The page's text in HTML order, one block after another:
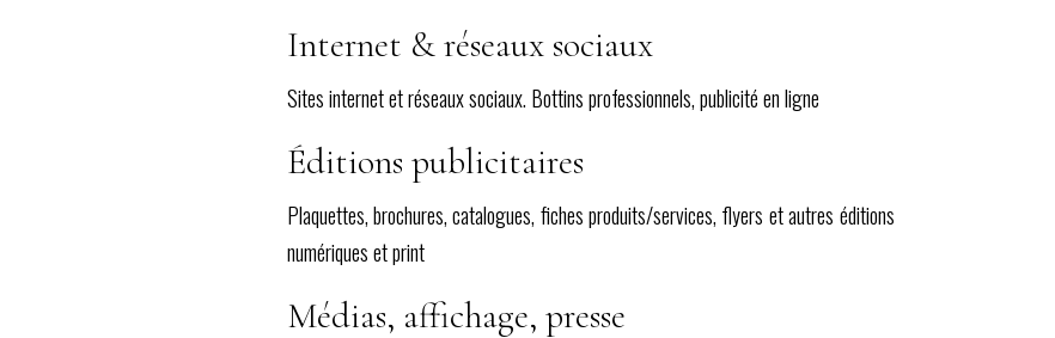
Internet & réseaux sociaux
Sites internet et réseaux sociaux. Bottins professionnels, publicité en ligne
Éditions publicitaires
Plaquettes, brochures, catalogues, fiches produits/services, flyers et autres éditions
numériques et print
Médias, affichage, presse